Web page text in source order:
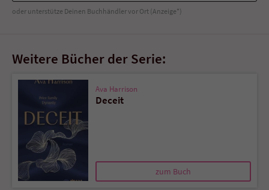
oder unterstütze Deinen Buchhändler vor Ort (Anzeige*)
Weitere Bücher der Serie:
Ava Harrison
Deceit
zum Buch